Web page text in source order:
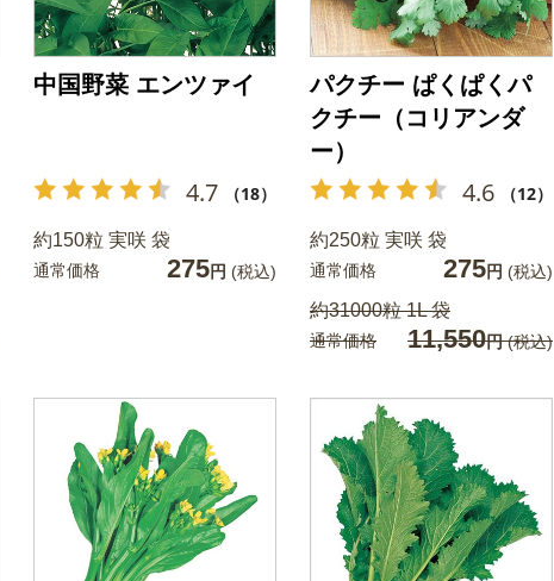
中国野菜 エンツァイ
4.7 （18）
約150粒 実咲 袋
通常価格 275円 (税込)
パクチー ぱくぱくパ
クチー（コリアンダ
ー）
4.6 （12）
約250粒 実咲 袋
通常価格 275円 (税込)
約31000粒 1L 袋
通常価格 11,550円(税込)